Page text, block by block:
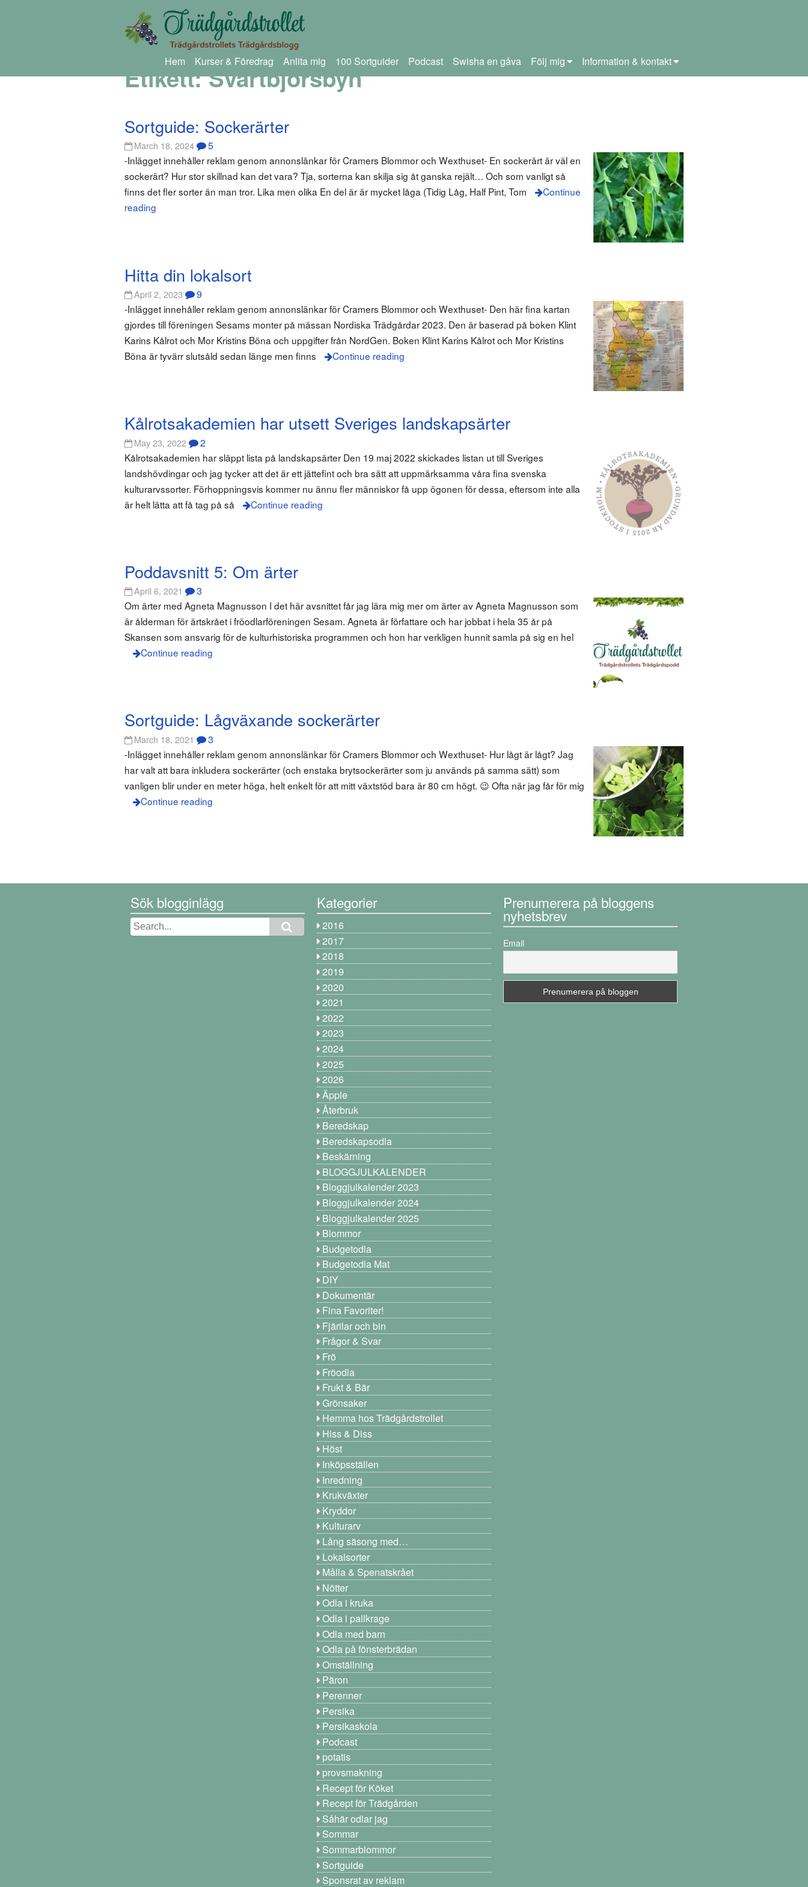
Hem Kurser & Föredrag Anlita mig 100 Sortguider Podcast Swisha en gåva Följ mig Information & kontakt
Etikett:Svartbjörsbyn
Sortguide: Sockerärter
March 18, 2024 5
-Inlägget innehåller reklam genom annonslänkar för Cramers Blommor och Wexthuset- En sockerärt är väl en
sockerärt? Hur stor skillnad kan det vara? Tja, sorterna kan skilja sig åt ganska rejält… Och som vanligt så
finns det fler sorter än man tror. Lika men olika En del är är mycket låga (Tidig Låg, Half Pint, Tom
Continue
reading
Hitta din lokalsort
April 2, 2023 9
-Inlägget innehåller reklam genom annonslänkar för Cramers Blommor och Wexthuset- Den här fina kartan
gjordes till föreningen Sesams monter på mässan Nordiska Trädgårdar 2023. Den är baserad på boken Klint
Karins Kålrot och Mor Kristins Böna och uppgifter från NordGen. Boken Klint Karins Kålrot och Mor Kristins
Böna är tyvärr slutsåld sedan länge men finns
Continue reading
Kålrotsakademien har utsett Sveriges landskapsärter
May 23, 2022 2
Kålrotsakademien har släppt lista på landskapsärter Den 19 maj 2022 skickades listan ut till Sveriges
landshövdingar och jag tycker att det är ett jättefint och bra sätt att uppmärksamma våra fina svenska
kulturarvssorter. Förhoppningsvis kommer nu ännu fler människor få upp ögonen för dessa, eftersom inte alla
är helt lätta att få tag på så
Continue reading
Poddavsnitt 5: Om ärter
April 6, 2021 3
Om ärter med Agneta Magnusson I det här avsnittet får jag lära mig mer om ärter av Agneta Magnusson som
är ålderman för ärtskrået i fröodlarföreningen Sesam. Agneta är författare och har jobbat i hela 35 år på
Skansen som ansvarig för de kulturhistoriska programmen och hon har verkligen hunnit samla på sig en hel
Continue reading
Sortguide: Lågväxande sockerärter
March 18, 2021 3
-Inlägget innehåller reklam genom annonslänkar för Cramers Blommor och Wexthuset- Hur lågt är lågt? Jag
har valt att bara inkludera sockerärter (och enstaka brytsockerärter som ju används på samma sätt) som
vanligen blir under en meter höga, helt enkelt för att mitt växtstöd bara är 80 cm högt. 😉 Ofta när jag får för mig
Continue reading
Sök blogginlägg Kategorier
2016
2017
2018
2019
2020
2021
2022
2023
2024
2025
2026
Äpple
Återbruk
Beredskap
Beredskapsodla
Beskärning
BLOGGJULKALENDER
Bloggjulkalender 2023
Bloggjulkalender 2024
Bloggjulkalender 2025
Blommor
Budgetodla
Budgetodla Mat
DIY
Dokumentär
Fina Favoriter!
Fjärilar och bin
Frågor & Svar
Frö
Fröodla
Frukt & Bär
Grönsaker
Hemma hos Trädgårdstrollet
Hiss & Diss
Höst
Inköpsställen
Inredning
Krukväxter
Kryddor
Kulturarv
Lång säsong med…
Lokalsorter
Målla & Spenatskrået
Nötter
Odla i kruka
Odla i pallkrage
Odla med barn
Odla på fönsterbrädan
Omställning
Päron
Perenner
Persika
Persikaskola
Podcast
potatis
provsmakning
Recept för Köket
Recept för Trädgården
Såhär odlar jag
Sommar
Sommarblommor
Sortguide
Sponsrat av reklam
Prenumerera på bloggens
nyhetsbrev
Email